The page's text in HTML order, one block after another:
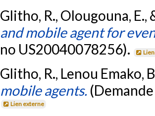
Glitho, R., Olougouna, E.,
and mobile agent for
no US20040078256).
Glitho, R., Lenou Emako,
mobile agents.
Lien externe